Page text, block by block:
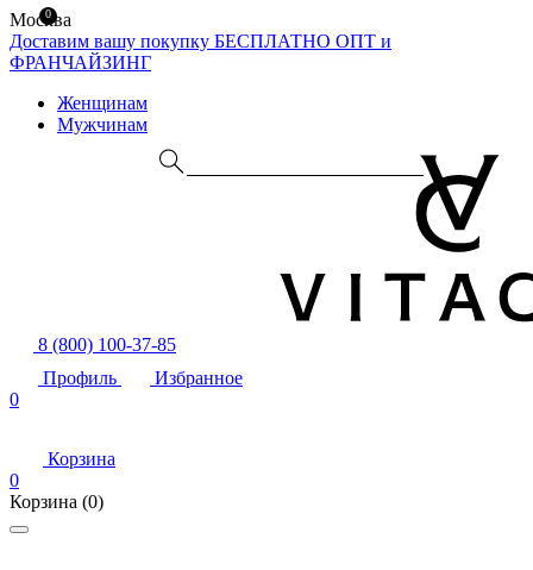
Москва
Доставим вашу покупку БЕСПЛАТНО ОПТ и
ФРАНЧАЙЗИНГ
Женщинам
Мужчинам
8 (800) 100-37-85
Профиль
Избранное
0
Корзина
0
Корзина (0)
0